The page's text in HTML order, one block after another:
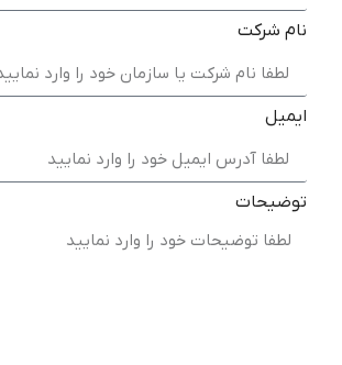
نام شرکت
ایمیل
توضیحات